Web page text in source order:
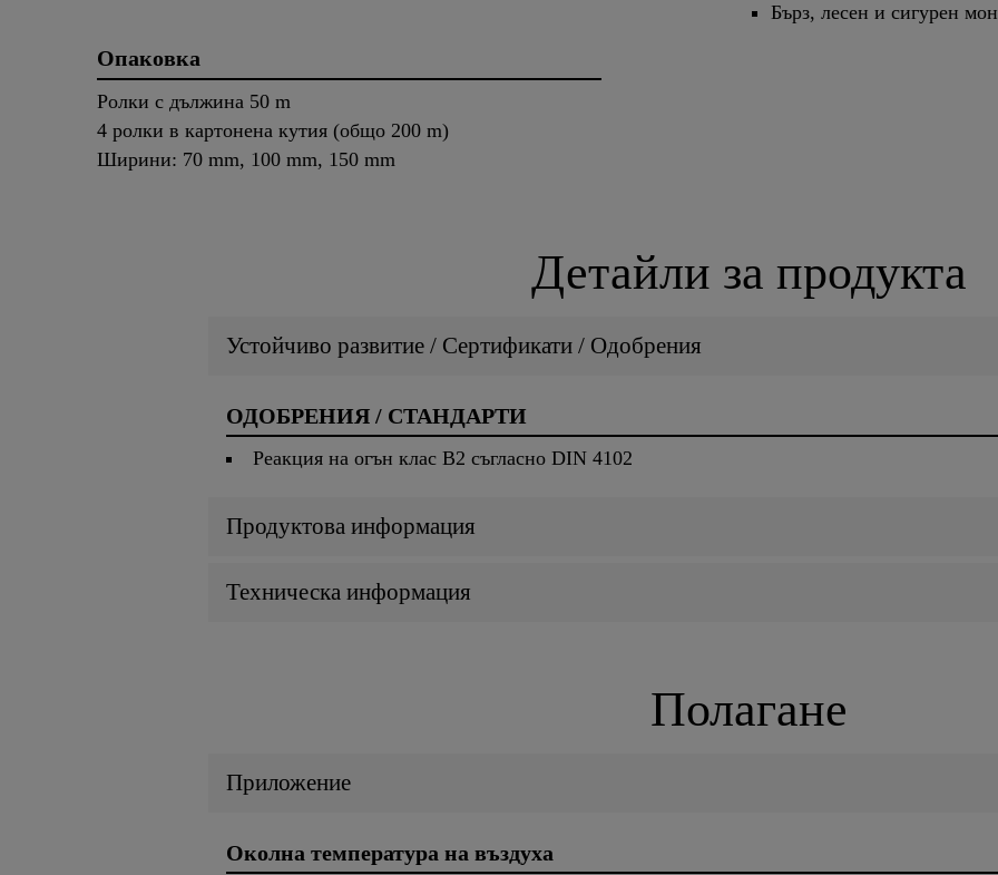
Бърз, лесен и сигурен
Опаковка
Ролки с дължина 50 m
4 ролки в картонена кутия (общо 200 m)
Ширини: 70 mm, 100 mm, 150 mm
Детайли за продукта
Устойчиво развитие / Сертификати / Одобрения
ОДОБРЕНИЯ / СТАНДАРТИ
Реакция на огън клас B2 съгласно DIN 4102
Продуктова информация
Техническа информация
Полагане
Приложение
Околна температура на въздуха